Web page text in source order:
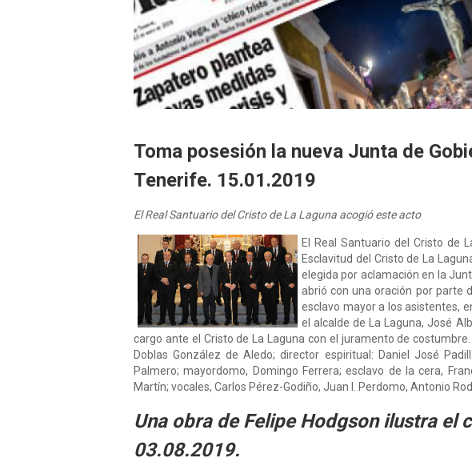
Toma posesión la nueva Junta de
Tenerife. 15.01.2019
El Real Santuario del Cristo de La Laguna acogió este acto
El Real Santuario del Cristo de
Esclavitud del Cristo de La
elegida por aclamación en la
abrió con una oración por parte
esclavo mayor a los asistentes,
el alcalde de La Laguna, José
cargo ante el Cristo de La Laguna con el juramento de
Doblas González de Aledo; director espiritual: Daniel José
Palmero; mayordomo, Domingo Ferrera; esclavo de la cera,
Martín; vocales, Carlos Pérez-Godiño, Juan I. Perdomo, Antonio
Una obra de Felipe Hodgson ilustra el
03.08.2019.